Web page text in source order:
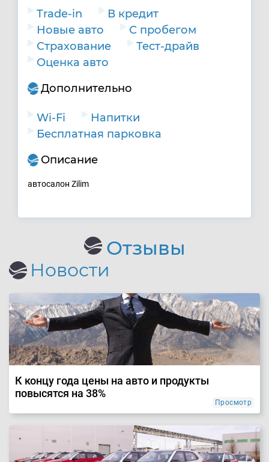
Trade-in
В кредит
Новые авто
С пробегом
Страхование
Тест-драйв
Оценка авто
Дополнительно
Wi-Fi
Напитки
Бесплатная парковка
Описание
автосалон Zilim
Отзывы
Новости
К концу года цены на авто и продукты
повысятся на 38%
Просмотр